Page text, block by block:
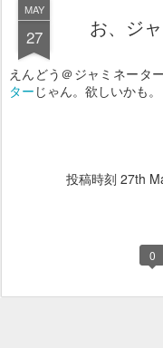
MAY
27 お、ジ
えんどう＠ジャミネータ
ター じゃん。欲しいかも。
投稿時刻 27th
0